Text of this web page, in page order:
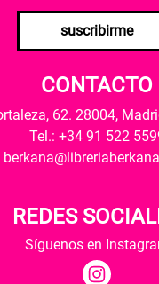
suscribirme
CONTACTO
62. 28004,
Tel.: +34 91 522
REDES
Síguenos en